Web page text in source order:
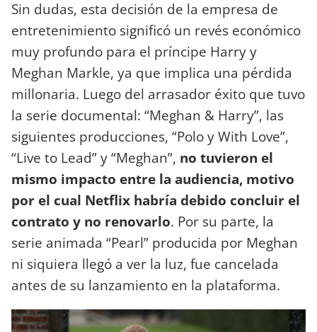
Sin dudas, esta decisión de la empresa de
entretenimiento significó un revés económico
muy profundo para el príncipe Harry y
Meghan Markle, ya que implica una pérdida
millonaria. Luego del arrasador éxito que tuvo
la serie documental: “Meghan & Harry”, las
siguientes producciones, “Polo y With Love”,
“Live to Lead” y “Meghan”, no tuvieron el
mismo impacto entre la audiencia, motivo
por el cual Netflix habría debido concluir el
contrato y no renovarlo. Por su parte, la
serie animada “Pearl” producida por Meghan
ni siquiera llegó a ver la luz, fue cancelada
antes de su lanzamiento en la plataforma.